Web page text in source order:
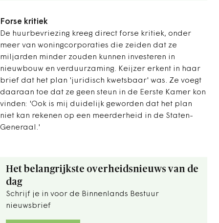
Forse kritiek
De huurbevriezing kreeg direct forse kritiek, onder
meer van woningcorporaties die zeiden dat ze
miljarden minder zouden kunnen investeren in
nieuwbouw en verduurzaming. Keijzer erkent in haar
brief dat het plan 'juridisch kwetsbaar' was. Ze voegt
daaraan toe dat ze geen steun in de Eerste Kamer kon
vinden: 'Ook is mij duidelijk geworden dat het plan
niet kan rekenen op een meerderheid in de Staten-
Generaal.'
Het belangrijkste overheidsnieuws van de
dag
Schrijf je in voor de Binnenlands Bestuur
nieuwsbrief